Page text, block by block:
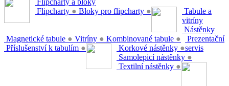
Flipcharty a bloky
Flipcharty ● Bloky pro flipcharty ●
Tabule a
vitríny
Magnetické tabule ● Vitríny ● Kombinované tabule ●
Příslušenství k tabulím ●
Nástěnky
Korkové nástěnky ●
Samolepicí nástěnky ●
Textilní nástěnky ●
Prezentační
servis